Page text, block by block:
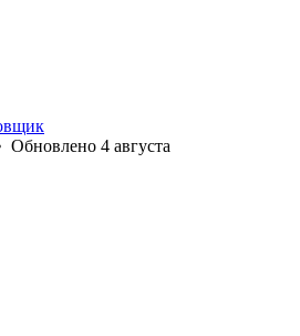
Обновлено 4 августа